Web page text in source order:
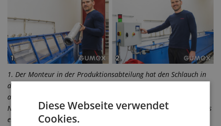
1. Der Monteur in der Produktionsabteilung hat den Schlauch in
den Prüfstand eingelegt und die Endarmaturen auf beiden Seiten
angeschlossen. 2. Er hat einen Prüfzyklus nach der einschlägigen
Norm und Schlauchtyp gewählt. Er hat die Dichtheit des Schlauchs
elektronisch und visuell 5 Minuten lang überwacht.
Diese Webseite verwendet
Cookies.